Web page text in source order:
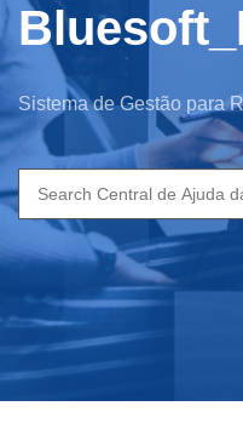
Sistema de Gestão para
Search
for: